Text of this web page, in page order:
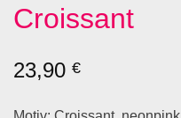
Croissant
23,90 €